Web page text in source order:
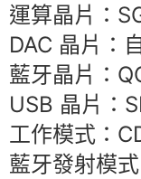
運算晶片：
DAC 晶片：
藍牙晶片：
USB 晶片：
工作模式：
藍牙發射模式